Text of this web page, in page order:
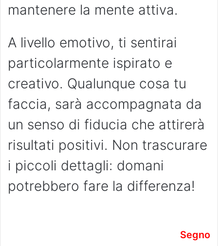
mantenere la mente attiva.
A livello emotivo, ti sentirai
particolarmente ispirato e
creativo. Qualunque cosa tu
faccia, sarà accompagnata da
un senso di fiducia che attirerà
risultati positivi. Non trascurare
i piccoli dettagli: domani
potrebbero fare la differenza!
Segno